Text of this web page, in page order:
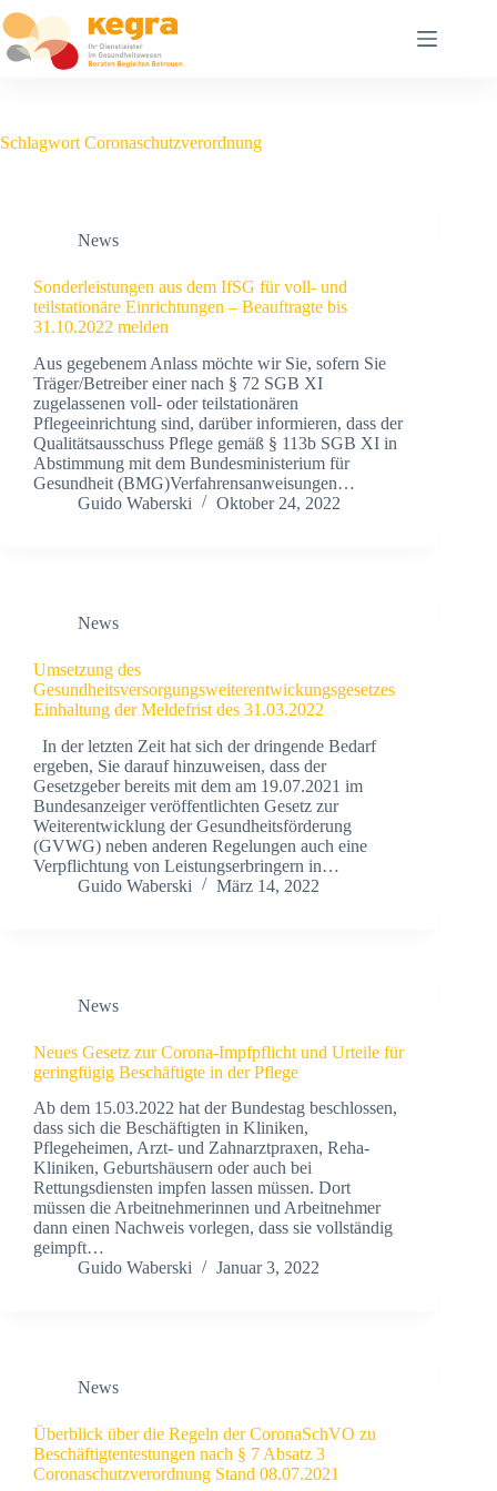
Schlagwort Coronaschutzverordnung
News
Sonderleistungen aus dem IfSG für voll- und
teilstationäre Einrichtungen – Beauftragte bis
31.10.2022 melden
Aus gegebenem Anlass möchte wir Sie, sofern Sie
Träger/Betreiber einer nach § 72 SGB XI
zugelassenen voll- oder teilstationären
Pflegeeinrichtung sind, darüber informieren, dass der
Qualitätsausschuss Pflege gemäß § 113b SGB XI in
Abstimmung mit dem Bundesministerium für
Gesundheit (BMG)Verfahrensanweisungen…
Guido Waberski
Oktober 24, 2022
News
Umsetzung des
Gesundheitsversorgungsweiterentwickungsgesetzes
Einhaltung der Meldefrist des 31.03.2022
In der letzten Zeit hat sich der dringende Bedarf
ergeben, Sie darauf hinzuweisen, dass der
Gesetzgeber bereits mit dem am 19.07.2021 im
Bundesanzeiger veröffentlichten Gesetz zur
Weiterentwicklung der Gesundheitsförderung
(GVWG) neben anderen Regelungen auch eine
Verpflichtung von Leistungserbringern in…
Guido Waberski
März 14, 2022
News
Neues Gesetz zur Corona-Impfpflicht und Urteile für
geringfügig Beschäftigte in der Pflege
Ab dem 15.03.2022 hat der Bundestag beschlossen,
dass sich die Beschäftigten in Kliniken,
Pflegeheimen, Arzt- und Zahnarztpraxen, Reha-
Kliniken, Geburtshäusern oder auch bei
Rettungsdiensten impfen lassen müssen. Dort
müssen die Arbeitnehmerinnen und Arbeitnehmer
dann einen Nachweis vorlegen, dass sie vollständig
geimpft…
Guido Waberski
Januar 3, 2022
News
Überblick über die Regeln der CoronaSchVO zu
Beschäftigtentestungen nach § 7 Absatz 3
Coronaschutzverordnung Stand 08.07.2021